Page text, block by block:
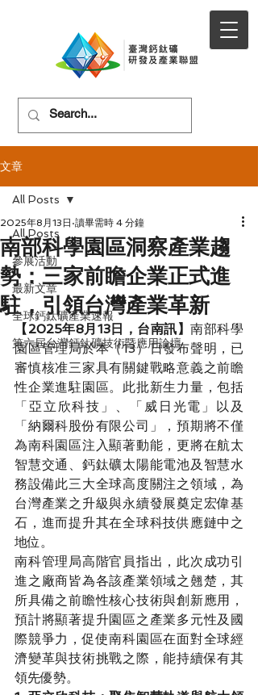
文章
All Posts
參展活動
最新文章
全球鈣鈦礦產業速報
第六屆台灣鈣鈦礦技術暨應用論壇
All Posts
南部科學園區洞察產業趨
勢：三家前瞻企業正式進
駐，引領台灣產業革新
2025年8月13日 讀畢需時 4 分鐘
【2025年8月13日，台南訊】南部科學
園區管理局於本（13）日發布聲明，已
審慎核准三家具有關鍵戰略意義之前瞻
性企業進駐園區。此批新生力量，包括
「亞立欣科技」、「威日光電」以及
「納爾科股份有限公司」，預期將不僅
為南科園區注入顯著動能，更將在航太
智慧交通、鈣鈦礦太陽能電池及智慧水
務設備此三大全球高度關注之領域，為
台灣產業之升級與永續發展奠定宏偉基
石，進而提升其在全球科技供應鏈中之
地位。
南科管理局高階官員指出，此次成功引
進之廠商皆為各該產業領域之翹楚，其
所具備之前瞻性核心技術與創新應用，
預計將顯著提升園區之產業多元性及國
際競爭力，促使南科園區在面對全球經
濟變革與技術挑戰之際，能持續保有其
領先優勢。